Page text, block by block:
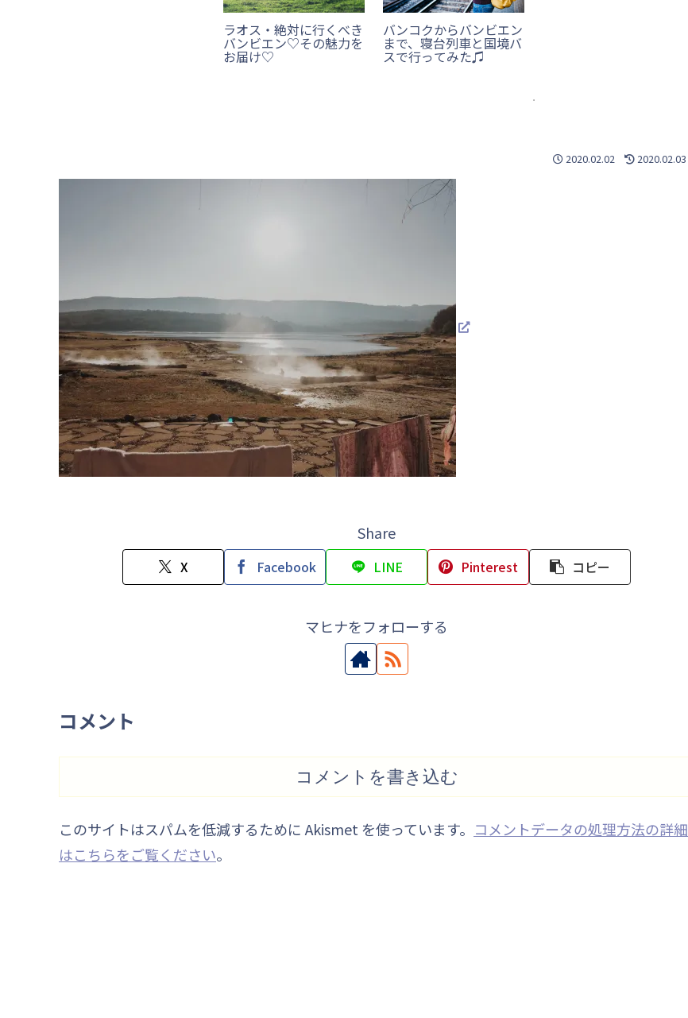
ラオス・絶対に行くべき
バンビエン♡その魅力を
お届け♡
バンコクからバンビエン
まで、寝台列車と国境バ
スで行ってみた♫
2020.02.02 2020.02.03
Share
X Facebook LINE Pinterest コピー
マヒナをフォローする
コメント
コメントを書き込む
このサイトはスパムを低減するために Akismet を使っています。 コメントデータの処理方法の詳細
はこちらをご覧ください。